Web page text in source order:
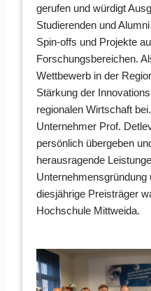
gerufen und würdigt
Studierenden und
Spin-offs und Projekte
Forschungsbereichen.
Wettbewerb in der
Stärkung der
regionalen Wirtschaft
Unternehmer Prof.
persönlich übergeben
herausragende
Unternehmensgründung
diesjährige Preisträger
Hochschule Mittweida.